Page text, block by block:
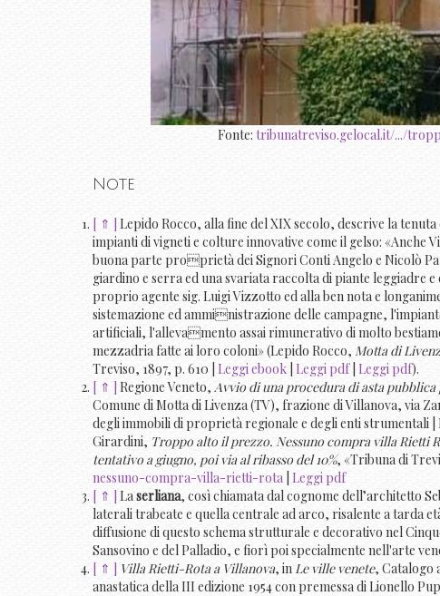
Fonte:tribunatreviso.gelocal.it/.../
Note
[ ⇑ ] Lepido Rocco, alla fine del XIX secolo, descrive la
impianti di vigneti e colture innovative come il gelso: «Anche
buona parte proprietà dei Signori Conti Angelo e Nicolò
giardino e serra ed una svariata raccolta di piante leggiadre
proprio agente sig. Luigi Vizzotto ed alla ben nota e
sistemazione ed amministrazione delle campagne,
artificiali, l'allevamento assai rimunerativo di molto
mezzadria fatte ai loro coloni» (Lepido Rocco, Motta di
Treviso, 1897, p. 610 | Leggi ebook Leggi pdf| Leggi pdf).
[ ⇑ ] Regione Veneto, Avvio di una procedura di asta
Comune di Motta di Livenza (TV), frazione di Villanova, via
degli immobili di proprietà regionale e degli enti strumentali |
Girardini, Troppo alto il prezzo. Nessuno compra villa Rietti
tentativo a giugno, poi via al ribasso del 10%, «Tribuna di
nessuno-compra-villa-rietti-rota Leggi pdf
[ ⇑ ] Laserliana, così chiamata dal cognome dell’architetto
laterali trabeate e quella centrale ad arco, risalente a tarda
diffusione di questo schema strutturale e decorativo nel
Sansovino e del Palladio, e fiorì poi specialmente nell'arte
[ ⇑ ] Villa Rietti-Rota a Villanova, inLe ville venete, Catalogo
anastatica della III edizione 1954 con premessa di Lionello